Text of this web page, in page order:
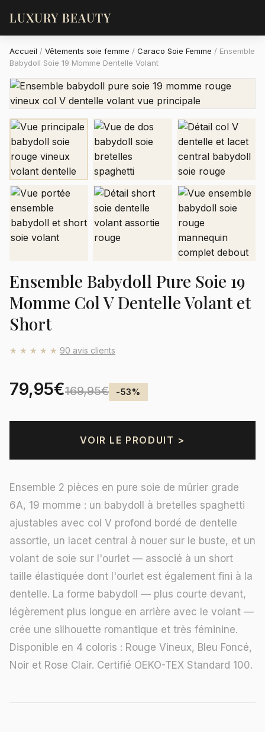
LUXURY BEAUTY
Accueil / Vêtements soie femme / Caraco Soie Femme / Ensemble
Babydoll Soie 19 Momme Dentelle Volant
Ensemble Babydoll Pure Soie 19
Momme Col V Dentelle Volant et
Short
★★★★★ 90 avis clients
79,95€169,95€ -53%
VOIR LE PRODUIT >
Ensemble 2 pièces en pure soie de mûrier grade
6A, 19 momme : un babydoll à bretelles spaghetti
ajustables avec col V profond bordé de dentelle
assortie, un lacet central à nouer sur le buste, et un
volant de soie sur l'ourlet — associé à un short
taille élastiquée dont l'ourlet est également fini à la
dentelle. La forme babydoll — plus courte devant,
légèrement plus longue en arrière avec le volant —
crée une silhouette romantique et très féminine.
Disponible en 4 coloris : Rouge Vineux, Bleu Foncé,
Noir et Rose Clair. Certifié OEKO-TEX Standard 100.